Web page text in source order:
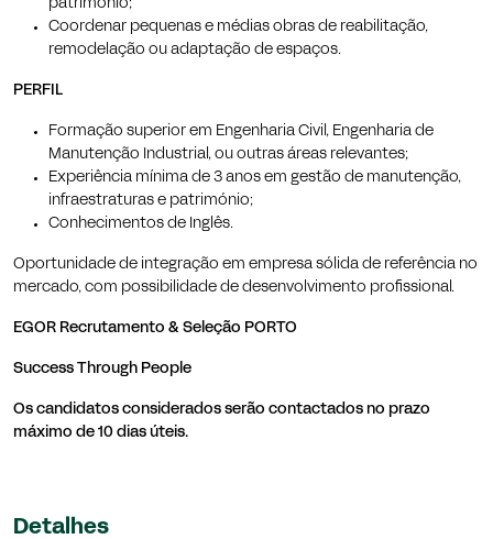
património;
Coordenar pequenas e médias obras de reabilitação,
remodelação ou adaptação de espaços.
PERFIL
Formação superior em Engenharia Civil, Engenharia de
Manutenção Industrial, ou outras áreas relevantes;
Experiência mínima de 3 anos em gestão de manutenção,
infraestraturas e património;
Conhecimentos de Inglês.
Oportunidade de integração em empresa sólida de referência no
mercado, com possibilidade de desenvolvimento profissional.
EGOR Recrutamento & Seleção PORTO
Success Through People
Os candidatos considerados serão contactados no prazo
máximo de 10 dias úteis.
Detalhes